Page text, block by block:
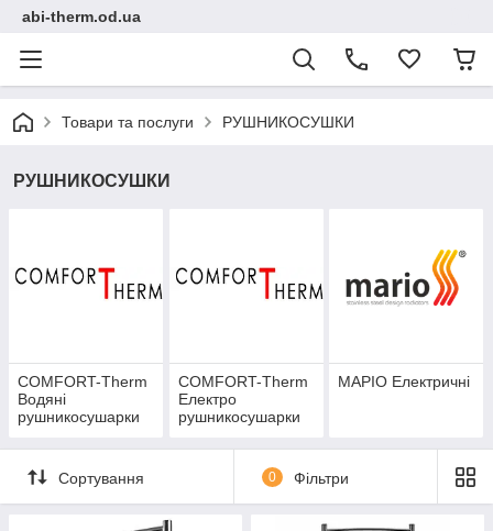
abi-therm.od.ua
Товари та послуги РУШНИКОСУШКИ
РУШНИКОСУШКИ
COMFORT-Therm
Водянi
рушникосушарки
COMFORT-Therm
Електро
рушникосушарки
МАРІО Електричні
Сортування 0 Фільтри